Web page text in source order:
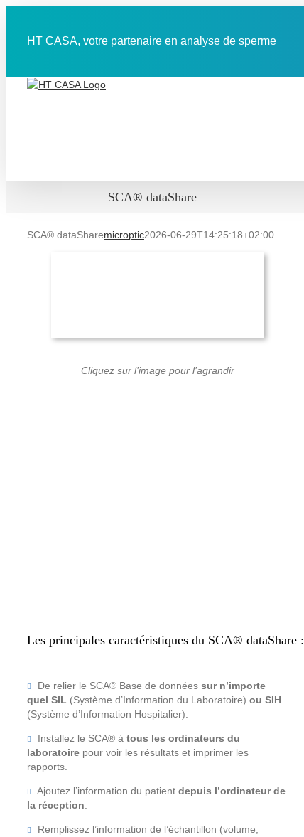
contentHT CASA, votre partenaire en analyse de sperme
SCA® dataShare
SCA® dataSharemicroptic2026-06-29T14:25:18+02:00
Cliquez sur l’image pour l’agrandir
Les principales caractéristiques du SCA® dataShare :
De relier le SCA® Base de données sur n’importe
quel SIL (Système d’Information du Laboratoire) ou SIH
(Système d’Information Hospitalier).
Installez le SCA® à tous les ordinateurs du
laboratoire pour voir les résultats et imprimer les
rapports.
Ajoutez l’information du patient depuis l’ordinateur de
la réception
Remplissez l’information de l’échantillon (volume,